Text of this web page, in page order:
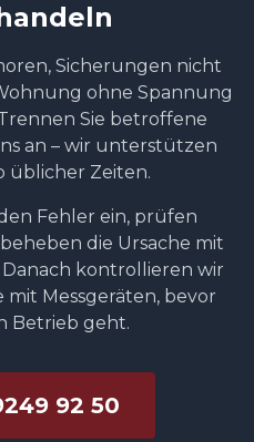
Sicherungen nicht
ohne Spannung
Sie betroffene
an – wir unterstützen
üblicher Zeiten.
Fehler ein, prüfen
die Ursache mit
kontrollieren wir
Messgeräten, bevor
Betrieb geht.
92 50